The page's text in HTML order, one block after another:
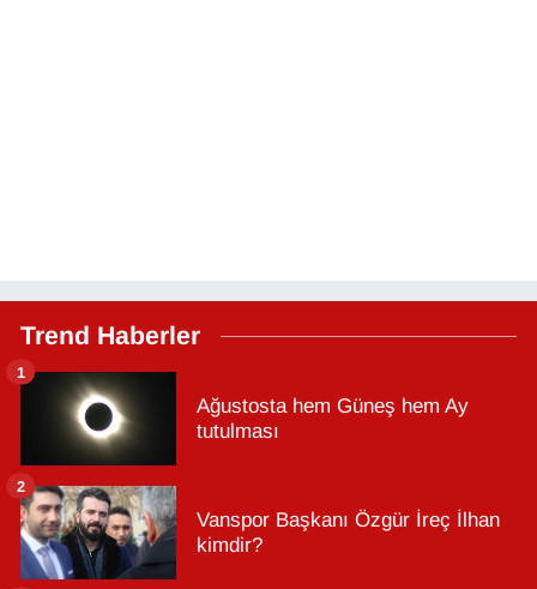
Trend Haberler
Ağustosta hem Güneş hem Ay
tutulması
1
Vanspor Başkanı Özgür İreç İlhan
kimdir?
2